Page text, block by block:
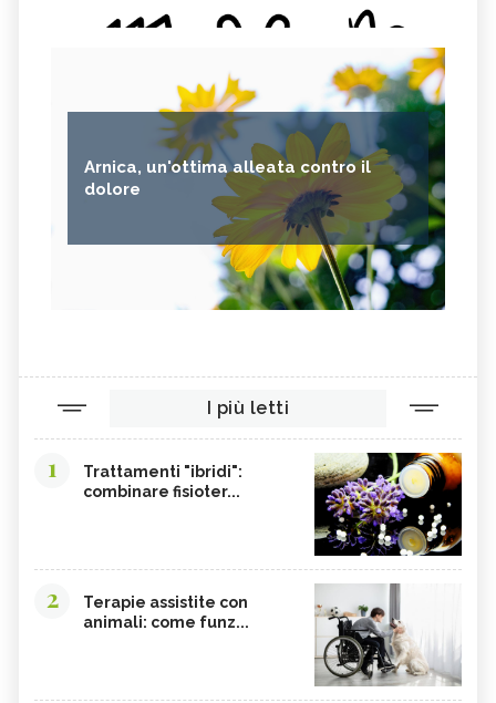
Arnica, un'ottima alleata contro il
dolore
I più letti
1
Trattamenti "ibridi":
combinare fisioter...
2
Terapie assistite con
animali: come funz...